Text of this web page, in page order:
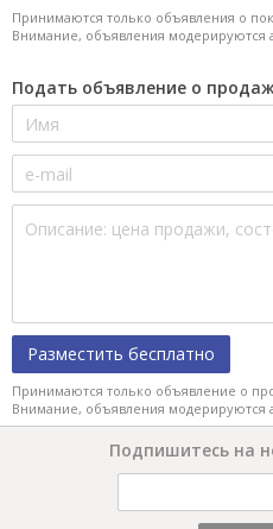
Принимаются только объявления о
Внимание, объявления модерируются
Подать объявление о
Разместить бесплатно
Принимаются только объявление о
Внимание, объявления модерируются
Подпишитесь на